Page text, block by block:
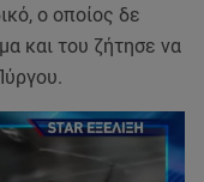
ο οποίος δε
και του ζήτησε να